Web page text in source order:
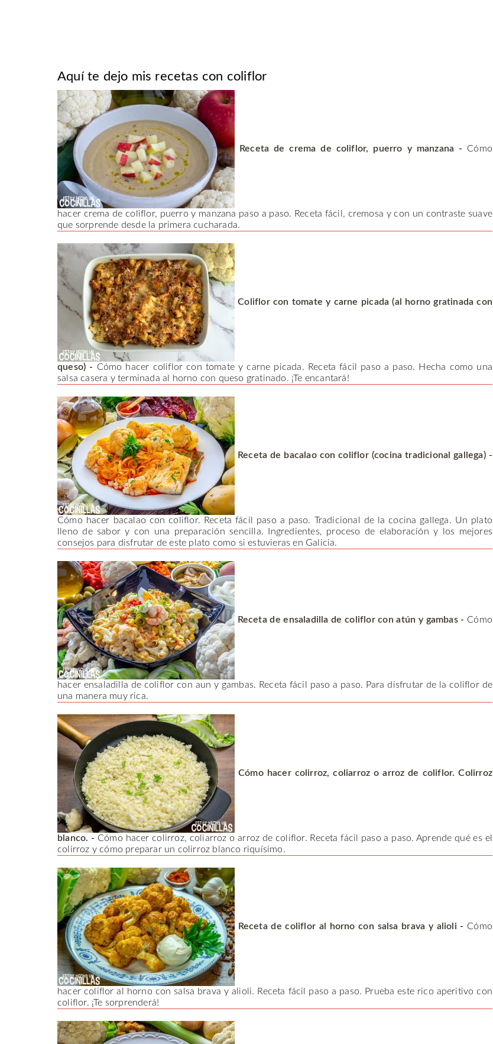
Aquí te dejo mis recetas con coliflor
Receta de crema de coliflor, puerro y manzana - Cómo
hacer crema de coliflor, puerro y manzana paso a paso. Receta fácil, cremosa y con un contraste suave
que sorprende desde la primera cucharada.
Coliflor con tomate y carne picada (al horno gratinada con
queso) - Cómo hacer coliflor con tomate y carne picada. Receta fácil paso a paso. Hecha como una
salsa casera y terminada al horno con queso gratinado. ¡Te encantará!
Receta de bacalao con coliflor (cocina tradicional gallega) -
Cómo hacer bacalao con coliflor. Receta fácil paso a paso. Tradicional de la cocina gallega. Un plato
lleno de sabor y con una preparación sencilla. Ingredientes, proceso de elaboración y los mejores
consejos para disfrutar de este plato como si estuvieras en Galicia.
Receta de ensaladilla de coliflor con atún y gambas - Cómo
hacer ensaladilla de coliflor con aun y gambas. Receta fácil paso a paso. Para disfrutar de la coliflor de
una manera muy rica.
Cómo hacer colirroz, coliarroz o arroz de coliflor. Colirroz
blanco. - Cómo hacer colirroz, coliarroz o arroz de coliflor. Receta fácil paso a paso. Aprende qué es el
colirroz y cómo preparar un colirroz blanco riquísimo.
Receta de coliflor al horno con salsa brava y alioli - Cómo
hacer coliflor al horno con salsa brava y alioli. Receta fácil paso a paso. Prueba este rico aperitivo con
coliflor. ¡Te sorprenderá!